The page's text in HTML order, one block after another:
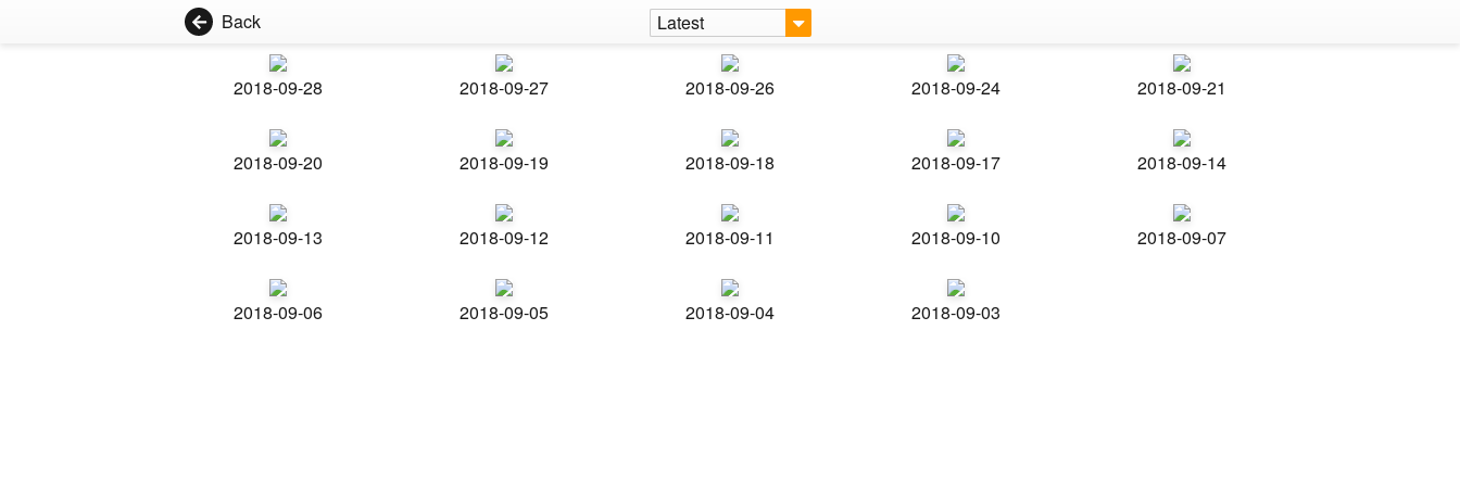
Back Latest
2018-09-28 2018-09-27 2018-09-26 2018-09-24 2018-09-21
2018-09-20 2018-09-19 2018-09-18 2018-09-17 2018-09-14
2018-09-13 2018-09-12 2018-09-11 2018-09-10 2018-09-07
2018-09-06 2018-09-05 2018-09-04 2018-09-03